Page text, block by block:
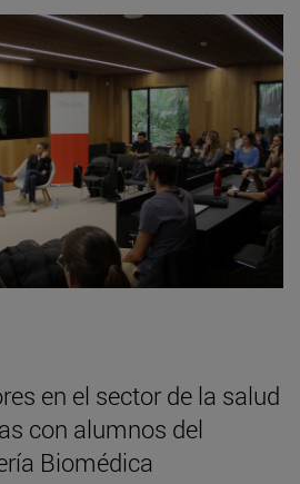
en el sector de la salud
con alumnos del
Biomédica